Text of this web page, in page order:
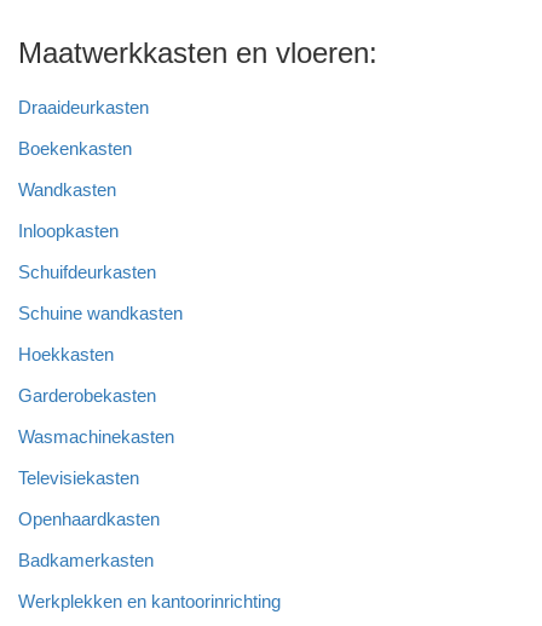
Maatwerkkasten en vloeren:
Draaideurkasten
Boekenkasten
Wandkasten
Inloopkasten
Schuifdeurkasten
Schuine wandkasten
Hoekkasten
Garderobekasten
Wasmachinekasten
Televisiekasten
Openhaardkasten
Badkamerkasten
Werkplekken en kantoorinrichting